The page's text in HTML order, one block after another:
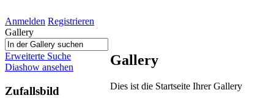
Anmelden Registrieren
Gallery
Erweiterte Suche
Diashow ansehen
Zufallsbild
Gallery
Dies ist die Startseite Ihrer Gallery